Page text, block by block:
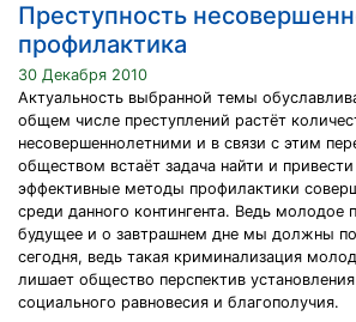
Преступность
профилактика
30 Декабря 2010
Актуальность выбранной темы
общем числе преступлений растёт
несовершеннолетними и в связи с этим
обществом встаёт задача найти и
эффективные методы профилактики
среди данного контингента. Ведь молодое
будущее и о завтрашнем дне мы должны
сегодня, ведь такая криминализация
лишает общество перспектив
социального равновесия и благополучия.